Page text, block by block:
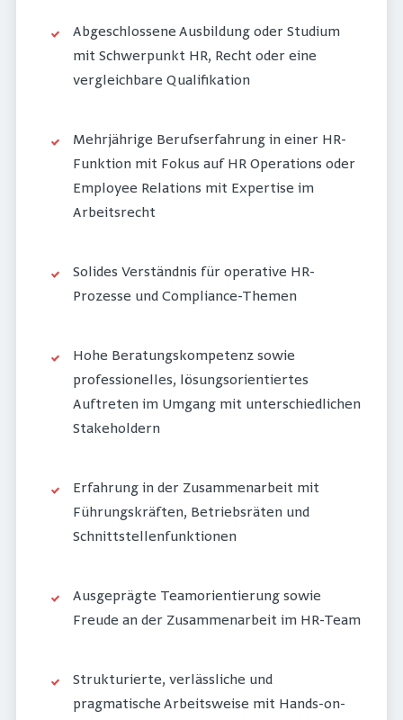
Abgeschlossene Ausbildung oder Studium
mit Schwerpunkt HR, Recht oder eine
vergleichbare Qualifikation
Mehrjährige Berufserfahrung in einer HR-
Funktion mit Fokus auf HR Operations oder
Employee Relations mit Expertise im
Arbeitsrecht
Solides Verständnis für operative HR-
Prozesse und Compliance-Themen
Hohe Beratungskompetenz sowie
professionelles, lösungsorientiertes
Auftreten im Umgang mit unterschiedlichen
Stakeholdern
Erfahrung in der Zusammenarbeit mit
Führungskräften, Betriebsräten und
Schnittstellenfunktionen
Ausgeprägte Teamorientierung sowie
Freude an der Zusammenarbeit im HR-Team
Strukturierte, verlässliche und
pragmatische Arbeitsweise mit Hands-on-